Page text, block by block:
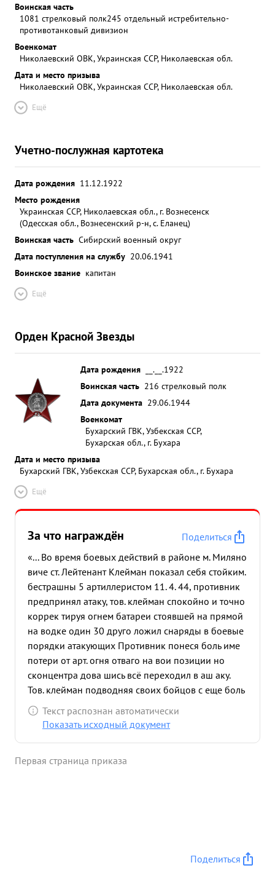
Воинская часть
1081 стрелковый полк245 отдельный истребительно-
противотанковый дивизион
Военкомат
Николаевский ОВК, Украинская ССР, Николаевская обл.
Дата и место призыва
Николаевский ОВК, Украинская ССР, Николаевская обл.
Ещё
Учетно-послужная картотека
Дата рождения 11.12.1922
Место рождения
Украинская ССР, Николаевская обл., г. Вознесенск
(Одесская обл., Вознесенский р-н, с. Еланец)
Воинская часть Сибирский военный округ
Дата поступления на службу 20.06.1941
Воинское звание капитан
Ещё
Орден Красной Звезды
Дата рождения
__.__.1922
Воинская часть 216 стрелковый полк
Дата документа 29.06.1944
Военкомат
Бухарский ГВК, Узбекская ССР,
Бухарская обл., г. Бухара
Дата и место призыва
Бухарский ГВК, Узбекская ССР, Бухарская обл., г. Бухара
Ещё
За что награждён
Поделиться
«... Во время боевых действий в районе м. Миляно
виче ст. Лейтенант Клейман показал себя стойким.
бестрашны 5 артиллеристом 11. 4. 44, противник
предпринял атаку, тов. клейман спокойно и точно
коррек тируя огнем батареи стоявшей на прямой
на водке один 30 друго ложил снаряды в боевые
порядки атакующих Противник понеся боль име
потери от арт. огня отваго на вои позиции но
сконцентра дова шись всё переходил в аш аку.
Тов. клейман подводняя своих бойцов с еще боль
шей ненавистью разил огнем своей батареи ловъ
гитлеровцев пытавшихся во что бы на нистало
критическое тогда тов. клейман принял решение
За период с 11 по 14 апреля 1944 батарея
Текст распознан автоматически
Показать исходный документ
Первая страница приказа
Поделиться